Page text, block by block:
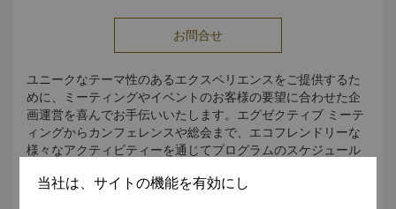
お問合せ
ユニークなテーマ性のあるエクスペリエンスをご提供するた
めに、ミーティングやイベントのお客様の要望に合わせた企
画運営を喜んでお手伝いいたします。エグゼクティブ ミーテ
ィングからカンフェレンスや総会まで、エコフレンドリーな
様々なアクティビティーを通じてプログラムのスケジュール
8888 または。
当社は、サイトの機能を有効にし